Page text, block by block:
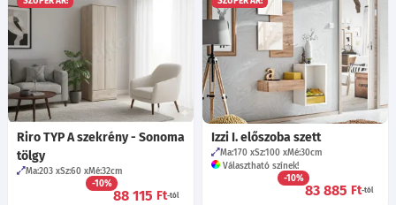
Riro TYP A szekrény - Sonoma
tölgy
Ma:203 Sz:60 Mé:32cm
-10%
88 115 Ft-tól
Izzi I. előszoba szett
Ma:170 Sz:100 Mé:30cm
Választható színek!
-10%
83 885 Ft-tól